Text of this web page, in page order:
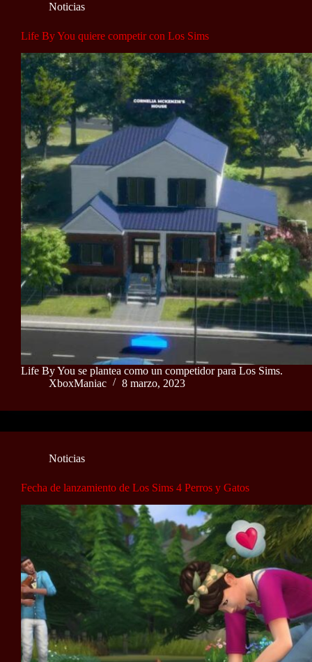
Noticias
Life By You quiere competir con Los Sims
Life By You se plantea como un competidor para Los Sims.
XboxManiac
8 marzo, 2023
Noticias
Fecha de lanzamiento de Los Sims 4 Perros y Gatos